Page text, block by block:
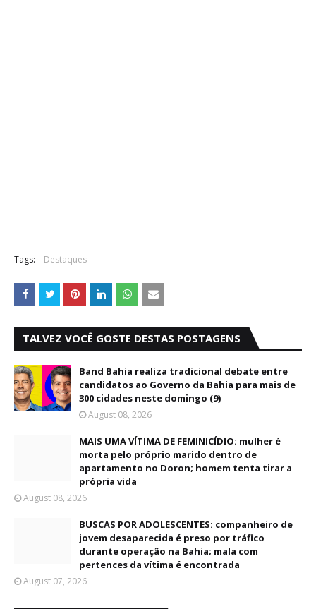
Tags: Destaques
TALVEZ VOCÊ GOSTE DESTAS POSTAGENS
Band Bahia realiza tradicional debate entre
candidatos ao Governo da Bahia para mais de
300 cidades neste domingo (9)
August 08, 2026
MAIS UMA VÍTIMA DE FEMINICÍDIO: mulher é
morta pelo próprio marido dentro de
apartamento no Doron; homem tenta tirar a
própria vida
August 08, 2026
BUSCAS POR ADOLESCENTES: companheiro de
jovem desaparecida é preso por tráfico
durante operação na Bahia; mala com
pertences da vítima é encontrada
August 07, 2026